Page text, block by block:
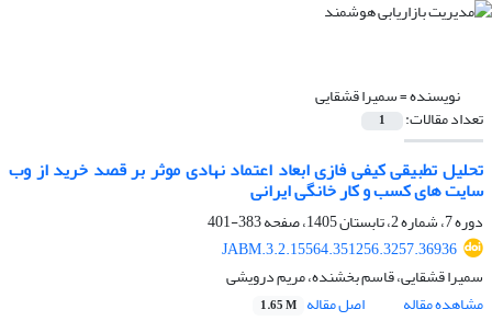
نویسنده =سمیرا قشقایی
تعداد مقالات: 1
تحلیل تطبیقی کیفی فازی ابعاد اعتماد نهادی موثر بر قصد خرید از وب
سایت های کسب و کار خانگی ایرانی
دوره 7، شماره 2، تابستان 1405، صفحه
383-401
JABM.3.2.15564.351256.3257.36936
سمیرا قشقایی، قاسم بخشنده، مریم درویشی
مشاهده مقاله
اصل مقاله 1.65 M